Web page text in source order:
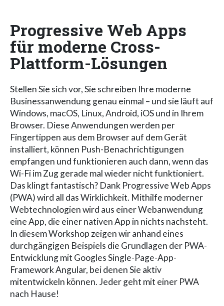
Progressive Web Apps
für moderne Cross-
Plattform-Lösungen
Stellen Sie sich vor, Sie schreiben Ihre moderne
Businessanwendung genau einmal – und sie läuft auf
Windows, macOS, Linux, Android, iOS und in Ihrem
Browser. Diese Anwendungen werden per
Fingertippen aus dem Browser auf dem Gerät
installiert, können Push-Benachrichtigungen
empfangen und funktionieren auch dann, wenn das
Wi-Fi im Zug gerade mal wieder nicht funktioniert.
Das klingt fantastisch? Dank Progressive Web Apps
(PWA) wird all das Wirklichkeit. Mithilfe moderner
Webtechnologien wird aus einer Webanwendung
eine App, die einer nativen App in nichts nachsteht.
In diesem Workshop zeigen wir anhand eines
durchgängigen Beispiels die Grundlagen der PWA-
Entwicklung mit Googles Single-Page-App-
Framework Angular, bei denen Sie aktiv
mitentwickeln können. Jeder geht mit einer PWA
nach Hause!